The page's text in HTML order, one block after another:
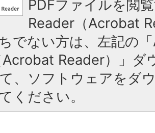
PDFファイルを閲
Reader（Acrobat
でない方は、左記の
Reader）」ダ
、ソフトウェアをダ
ください。